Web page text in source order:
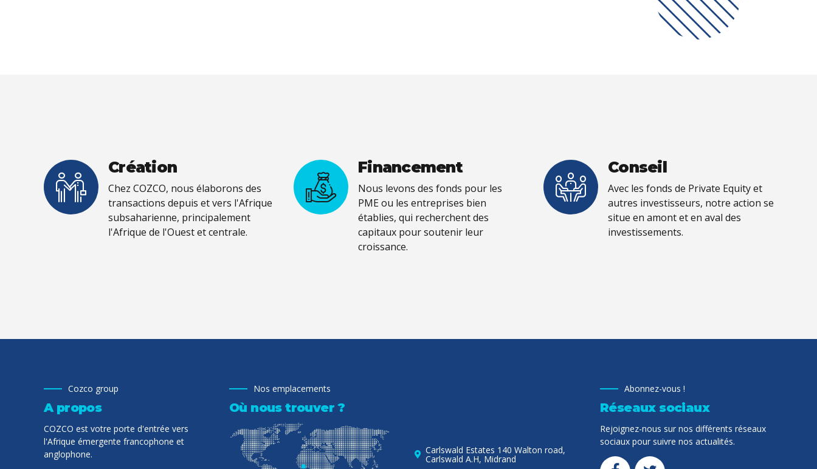
Création
Chez COZCO, nous élaborons des
transactions depuis et vers l'Afrique
subsaharienne, principalement
l'Afrique de l'Ouest et centrale.
Financement
Nous levons des fonds pour les
PME ou les entreprises bien
établies, qui recherchent des
capitaux pour soutenir leur
croissance.
Conseil
Avec les fonds de Private Equity et
autres investisseurs, notre action se
situe en amont et en aval des
investissements.
Cozco group
A propos
COZCO est votre porte d'entrée vers
l'Afrique émergente francophone et
anglophone.
Nos emplacements
Où nous trouver ?
Carlswald Estates 140 Walton road,
Carlswald A.H, Midrand
Abonnez-vous !
Réseaux sociaux
Rejoignez-nous sur nos différents réseaux
sociaux pour suivre nos actualités.